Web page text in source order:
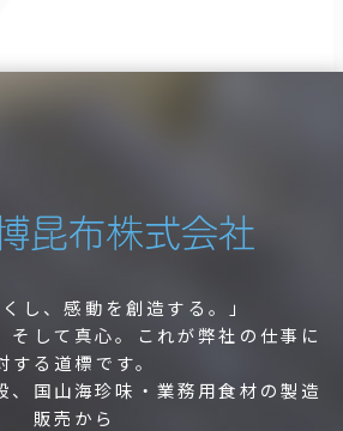
くし、感動を創造する。」
そして真心。これが弊社の仕事に
する道標です。
、国山海珍味・業務用食材の製造
販売から